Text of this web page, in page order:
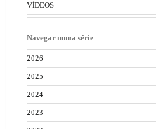
VÍDEOS
Navegar numa série
2026
2025
2024
2023